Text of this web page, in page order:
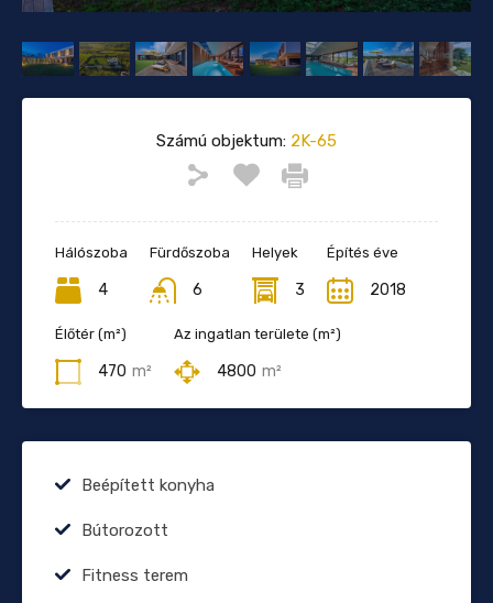
Számú objektum: 2K-65
Hálószoba
4
Fürdőszoba
6
Helyek
3
Építés éve
2018
Élőtér (m²)
470 m²
Az ingatlan területe (m²)
4800 m²
Beépített konyha
Bútorozott
Fitness terem